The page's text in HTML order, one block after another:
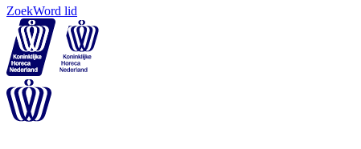
ZoekWord lid